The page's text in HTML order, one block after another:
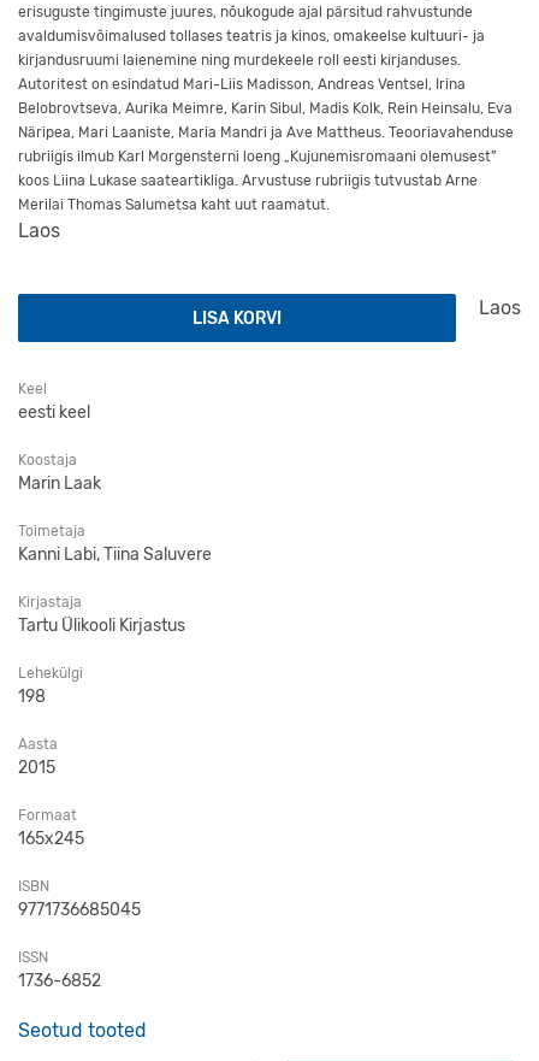
erisuguste tingimuste juures, nõukogude ajal pärsitud rahvustunde
avaldumisvõimalused tollases teatris ja kinos, omakeelse kultuuri- ja
kirjandusruumi laienemine ning murdekeele roll eesti kirjanduses.
Autoritest on esindatud Mari-Liis Madisson, Andreas Ventsel, Irina
Belobrovtseva, Aurika Meimre, Karin Sibul, Madis Kolk, Rein Heinsalu, Eva
Näripea, Mari Laaniste, Maria Mandri ja Ave Mattheus. Teooriavahenduse
rubriigis ilmub Karl Morgensterni loeng „Kujunemisromaani olemusest”
koos Liina Lukase saateartikliga. Arvustuse rubriigis tutvustab Arne
Merilai Thomas Salumetsa kaht uut raamatut.
Laos
Laos
Methis. Studia Humaniora Estonica 15. Vabanumber kogus
LISA KORVI
Keel
eesti keel
Koostaja
Marin Laak
Toimetaja
Kanni Labi, Tiina Saluvere
Kirjastaja
Tartu Ülikooli Kirjastus
Lehekülgi
198
Aasta
2015
Formaat
165x245
ISBN
9771736685045
ISSN
1736-6852
Seotud tooted